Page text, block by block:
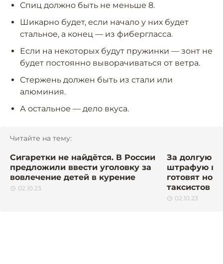
Спиц должно быть не меньше 8.
Шикарно будет, если начало у них будет
стальное, а конец — из фибергласса.
Если на некоторых будут пружинки — зонт не
будет постоянно выворачиваться от ветра.
Стержень должен быть из стали или
алюминия.
А остальное — дело вкуса.
Читайте на тему:
Сигаретки не найдётся. В России
предложили ввести уголовку за
вовлечение детей в курение
02.10.23
За долгую
штрафую в
готовят
таксистов
02.10.23